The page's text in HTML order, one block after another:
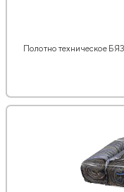
Полотно техническое